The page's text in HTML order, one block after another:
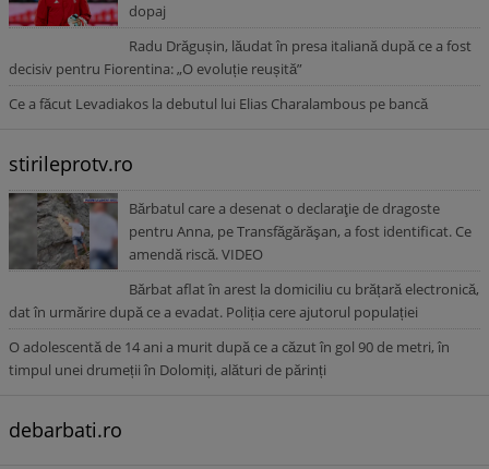
dopaj
Radu Drăgușin, lăudat în presa italiană după ce a fost
decisiv pentru Fiorentina: „O evoluție reușită”
Ce a făcut Levadiakos la debutul lui Elias Charalambous pe bancă
stirileprotv.ro
Bărbatul care a desenat o declaraţie de dragoste
pentru Anna, pe Transfăgărăşan, a fost identificat. Ce
amendă riscă. VIDEO
Bărbat aflat în arest la domiciliu cu brățară electronică,
dat în urmărire după ce a evadat. Poliția cere ajutorul populației
O adolescentă de 14 ani a murit după ce a căzut în gol 90 de metri, în
timpul unei drumeții în Dolomiți, alături de părinți
debarbati.ro